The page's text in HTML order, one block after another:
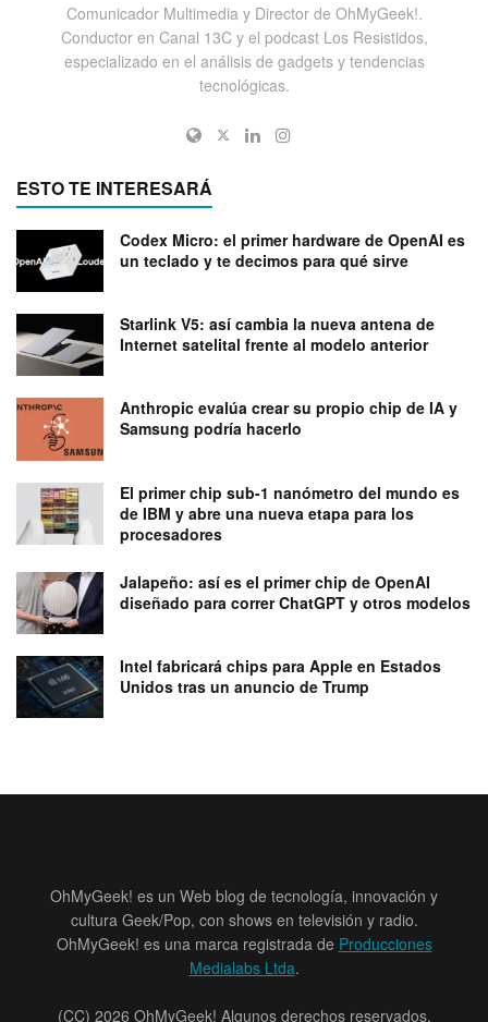
Comunicador Multimedia y Director de OhMyGeek!.
Conductor en Canal 13C y el podcast Los Resistidos,
especializado en el análisis de gadgets y tendencias
tecnológicas.
ESTO TE INTERESARÁ
Codex Micro: el primer hardware de OpenAI es
un teclado y te decimos para qué sirve
Starlink V5: así cambia la nueva antena de
Internet satelital frente al modelo anterior
Anthropic evalúa crear su propio chip de IA y
Samsung podría hacerlo
El primer chip sub-1 nanómetro del mundo es
de IBM y abre una nueva etapa para los
procesadores
Jalapeño: así es el primer chip de OpenAI
diseñado para correr ChatGPT y otros modelos
Intel fabricará chips para Apple en Estados
Unidos tras un anuncio de Trump
OhMyGeek! es un Web blog de tecnología, innovación y
cultura Geek/Pop, con shows en televisión y radio.
OhMyGeek! es una marca registrada de Producciones
Medialabs Ltda.
(CC) 2026 OhMyGeek! Algunos derechos reservados.